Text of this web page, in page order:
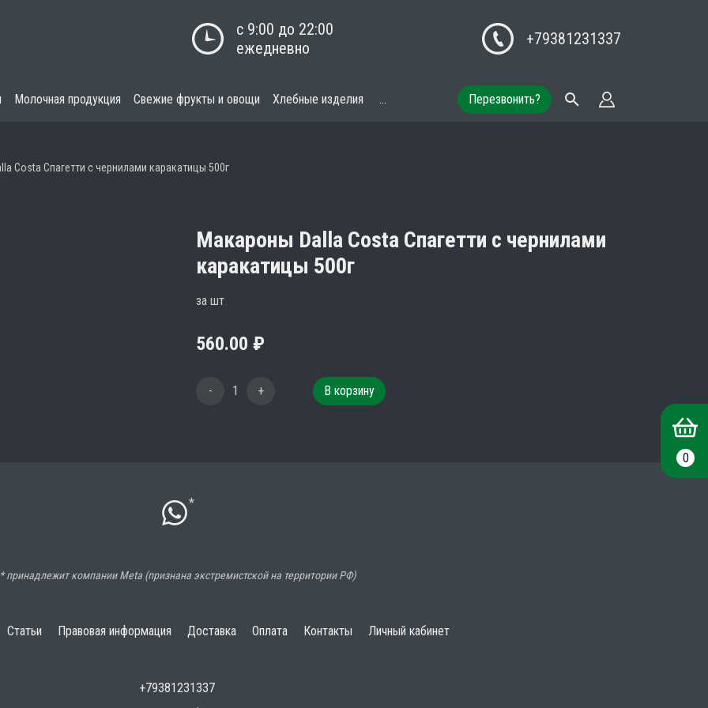
с 9:00 до 22:00
ежедневно
+79381231337
Молочная продукция Свежие фрукты и овощи Хлебные изделия ... Перезвонить?
Costa Спагетти с чернилами каракатицы 500г
Макароны Dalla Costa Спагетти с чернилами
каракатицы 500г
за шт
560.00 ₽
- 1 + В корзину
*
* принадлежит компании Meta (признана экстремистской на территории РФ)
Статьи Правовая информация Доставка Оплата Контакты Личный кабинет
+79381231337
0